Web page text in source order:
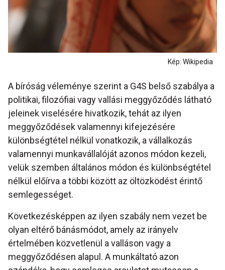
Kép: Wikipedia
A bíróság véleménye szerint a G4S belső szabálya a
politikai, filozófiai vagy vallási meggyőződés látható
jeleinek viselésére hivatkozik, tehát az ilyen
meggyőződések valamennyi kifejezésére
különbségtétel nélkül vonatkozik, a vállalkozás
valamennyi munkavállalóját azonos módon kezeli,
velük szemben általános módon és különbségtétel
nélkül előírva a többi között az öltözködést érintő
semlegességet.
Következésképpen az ilyen szabály nem vezet be
olyan eltérő bánásmódot, amely az irányelv
értelmében közvetlenül a valláson vagy a
meggyőződésen alapul. A munkáltató azon